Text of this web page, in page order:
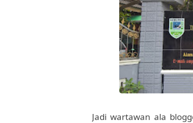
Jadi wartawan ala